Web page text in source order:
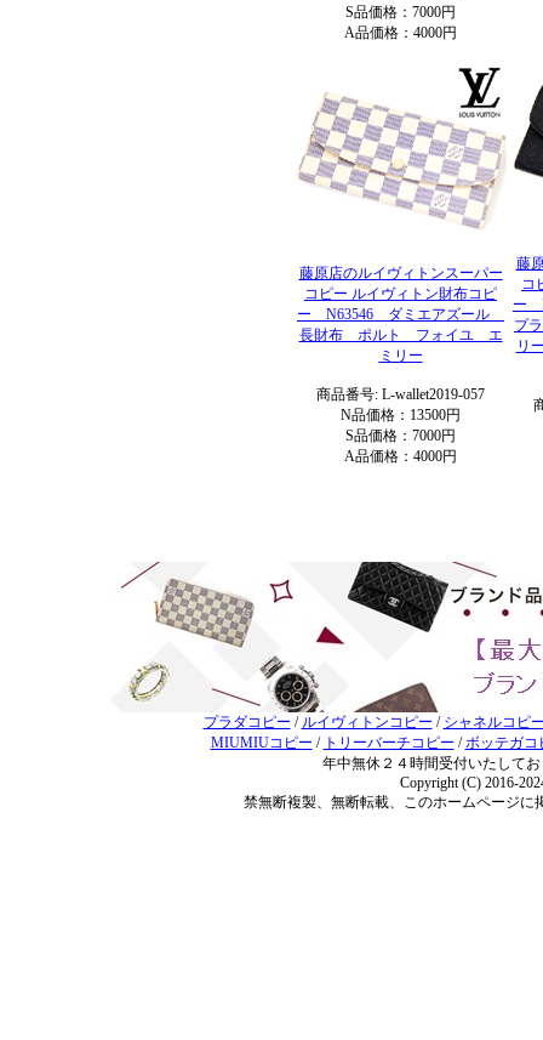
S品価格：7000円
A品価格：4000円
藤原店のルイヴィトンスーパー
コピー ルイヴィトン財布コピ
ー N63546 ダミエアズール
長財布 ポルト フォイユ エ
ミリー
商品番号: L-wallet2019-057
N品価格：13500円
S品価格：7000円
A品価格：4000円
藤
コ
ー
プ
リ
プラダコピー / ルイヴィトンコピー / シャネルコピ
MIUMIUコピー / トリーバーチコピー /ボッテガコ
年中無休２４時間受付いたして
Copyright (C) 2016-
禁無断複製、無断転載、このホームページ